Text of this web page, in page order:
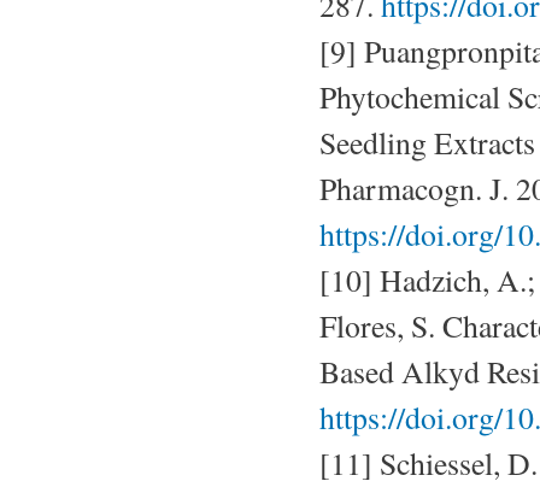
[9]
Phytochemical
Seedling
Pharmacogn. J.
https://doi.org/
[10] Hadzich,
Flores, S.
Based Alkyd
https://doi.org/
[11] Schiessel,